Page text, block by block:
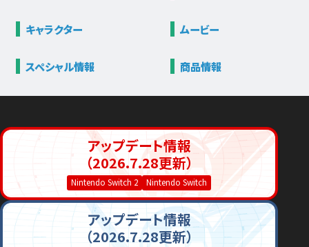
キャラクター ムービー
スペシャル情報 商品情報
アップデート情報
（2026.7.28更新）
Nintendo Switch 2 Nintendo Switch
アップデート情報
（2026.7.28更新）